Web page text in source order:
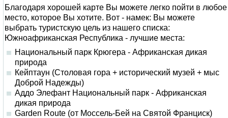
Благодаря хорошей карте Вы можете легко пойти в любое
место, которое Вы хотите. Вот - намек: Вы можете
выбрать туристскую цель из нашего списка:
Южноафриканская Республика - лучшие места:
Национальный парк Крюгера - Африканская дикая
природа
Кейптаун (Столовая гора + исторический музей + мыс
Доброй Надежды)
Аддо Элефант Национальный парк - Африканская
дикая природа
Garden Route (от Моссель-Бей на Святой Франциск)